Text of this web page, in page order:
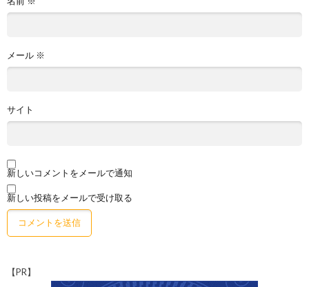
メール ※
サイト
新しいコメントをメールで通知
新しい投稿をメールで受け取る
【PR】